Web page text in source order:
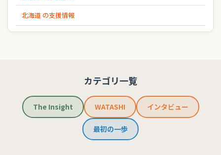
北海道 の支援情報
カテゴリ一覧
The Insight WATASHI インタビュー
最初の一歩